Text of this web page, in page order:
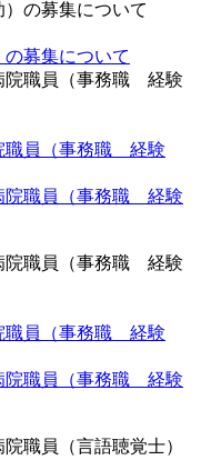
募集について
職員（事務職 経験
職員（事務職 経験